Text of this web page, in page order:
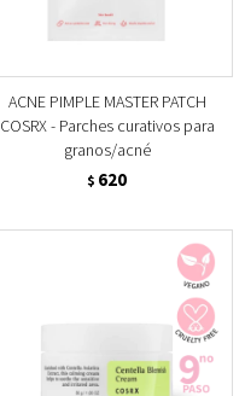
ACNE PIMPLE MASTER PATCH
COSRX - Parches curativos para
granos/acné
$ 620